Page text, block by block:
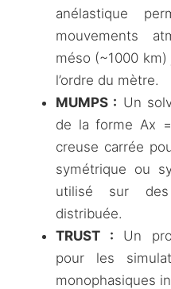
anélastique
mouvements
méso (~1000 km)
l’ordre du mètre.
MUMPS : Un
de la forme Ax
creuse carrée
symétrique ou
utilisé sur
distribuée.
TRUST : Un
pour les
monophasiques